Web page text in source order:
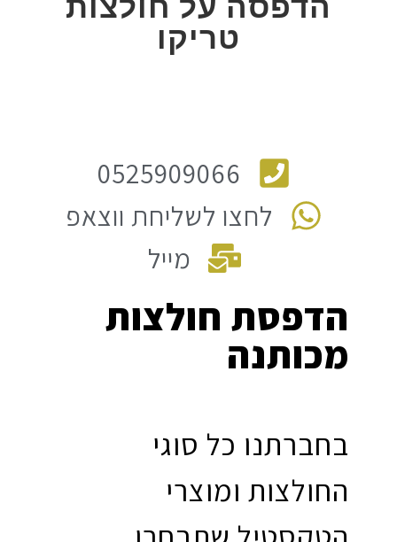
טריקו
0525909066
לחצו לשליחת ווצאפ
מייל
הדפסת חולצות
מכותנה
בחברתנו כל סוגי
החולצות ומוצרי